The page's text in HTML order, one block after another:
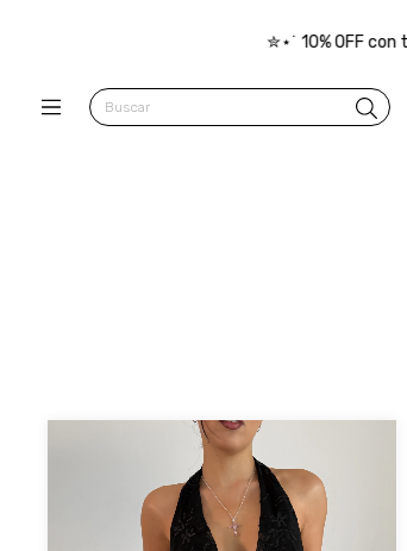
10% OFF con transferencia ⋆˙⟡ 3 cuotas sin